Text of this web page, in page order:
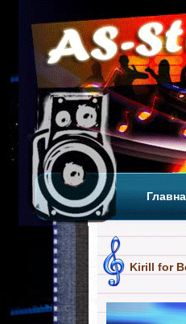
Kirill for